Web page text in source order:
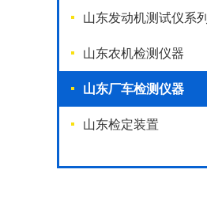
山东发动机测试仪系列
山东农机检测仪器
山东厂车检测仪器
山东检定装置